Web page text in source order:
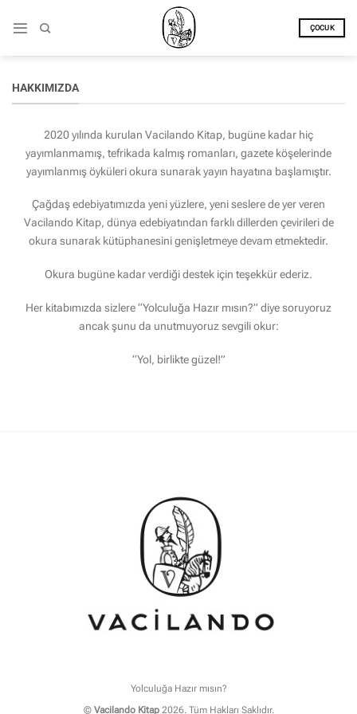
atla
ÇOCUK
HAKKIMIZDA
2020 yılında kurulan Vacilando Kitap, bugüne kadar hiç
yayımlanmamış, tefrikada kalmış romanları, gazete köşelerinde
yayımlanmış öyküleri okura sunarak yayın hayatına başlamıştır.
Çağdaş edebiyatımızda yeni yüzlere, yeni seslere de yer veren
Vacilando Kitap, dünya edebiyatından farklı dillerden çevirileri de
okura sunarak kütüphanesini genişletmeye devam etmektedir.
Okura bugüne kadar verdiği destek için teşekkür ederiz.
Her kitabımızda sizlere “Yolculuğa Hazır mısın?” diye soruyoruz
ancak şunu da unutmuyoruz sevgili okur:
“Yol, birlikte güzel!”
Yolculuğa Hazır mısın?
© Vacilando Kitap2026. Tüm Hakları Saklıdır.